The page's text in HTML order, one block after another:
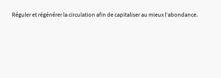
Réguler et régénérer la circulation afin de capitaliser au mieux l'abondance.